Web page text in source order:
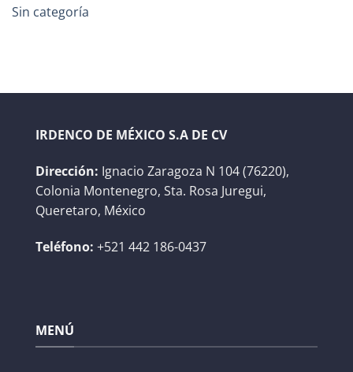
Sin categoría
IRDENCO DE MÉXICO S.A DE CV
Dirección: Ignacio Zaragoza N 104 (76220),
Colonia Montenegro, Sta. Rosa Juregui,
Queretaro, México
Teléfono: +521 442 186-0437
MENÚ